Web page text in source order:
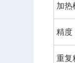
加热
精度
重复